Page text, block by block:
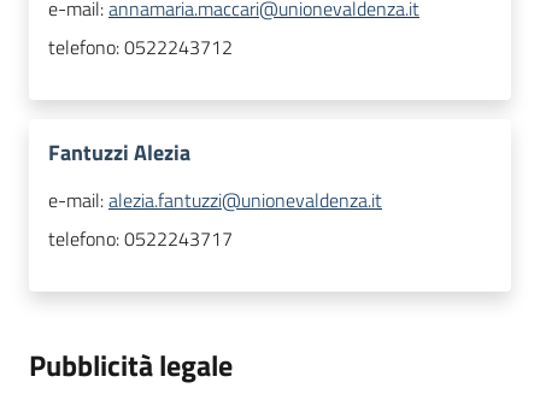
e-mail:annamaria.maccari@unionevaldenza.it
telefono:0522243712
Fantuzzi Alezia
e-mail:alezia.fantuzzi@unionevaldenza.it
telefono:0522243717
Pubblicità legale